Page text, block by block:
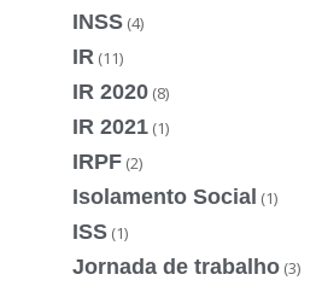
INSS (4)
IR (11)
IR 2020 (8)
IR 2021 (1)
IRPF (2)
Isolamento Social (1)
ISS (1)
Jornada de trabalho (3)